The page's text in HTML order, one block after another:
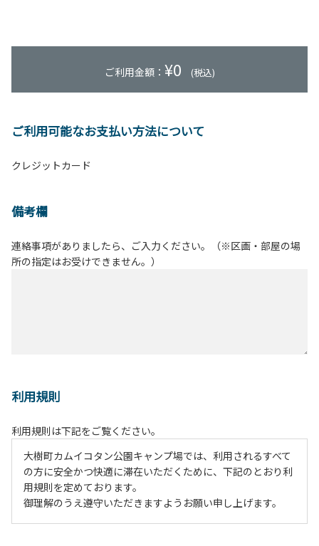
ご利用金額： ¥0 (税込)
ご利用可能なお支払い方法について
クレジットカード
備考欄
連絡事項がありましたら、ご入力ください。（※区画・部屋の場
所の指定はお受けできません。）
利用規則
利用規則は下記をご覧ください。
大樹町カムイコタン公園キャンプ場では、利用されるすべて
の方に安全かつ快適に滞在いただくために、下記のとおり利
用規則を定めております。
御理解のうえ遵守いただきますようお願い申し上げます。